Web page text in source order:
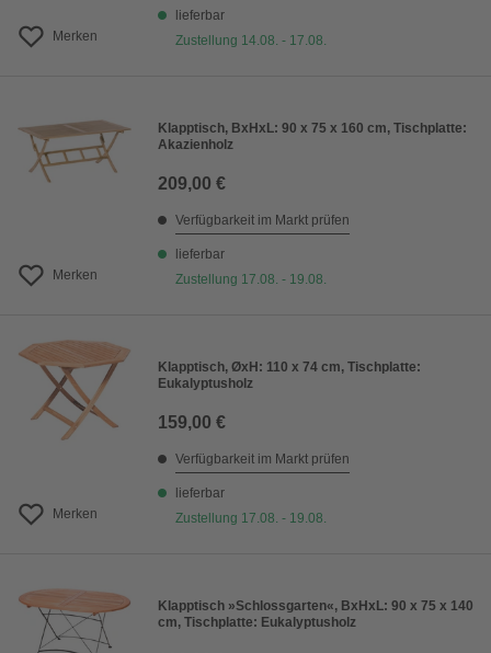
Merken
lieferbar
Zustellung 14.08. - 17.08.
Merken
Klapptisch, BxHxL: 90 x 75 x 160 cm, Tischplatte:
Akazienholz
209,00 €
Verfügbarkeit im Markt prüfen
lieferbar
Zustellung 17.08. - 19.08.
Merken
Klapptisch, ØxH: 110 x 74 cm, Tischplatte:
Eukalyptusholz
159,00 €
Verfügbarkeit im Markt prüfen
lieferbar
Zustellung 17.08. - 19.08.
Klapptisch »Schlossgarten«, BxHxL: 90 x 75 x 140
cm, Tischplatte: Eukalyptusholz